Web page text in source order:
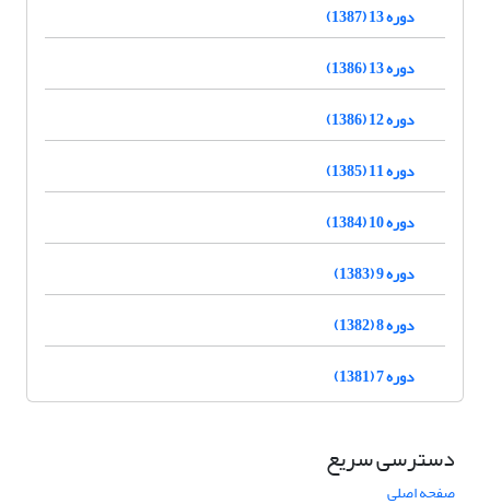
دوره 13 (1387)
دوره 13 (1386)
دوره 12 (1386)
دوره 11 (1385)
دوره 10 (1384)
دوره 9 (1383)
دوره 8 (1382)
دوره 7 (1381)
دسترسی سریع
صفحه اصلی